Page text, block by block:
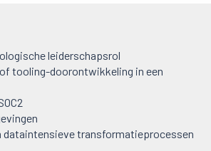
leiderschapsrol
tooling-doorontwikkeling in een
transformatieprocessen